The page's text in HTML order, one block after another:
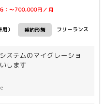
：〜700,000円／月
） 契約形態 フリーランス
ステムのマイグレーショ
します